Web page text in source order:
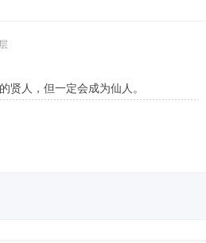
贤人，但一定会成为仙人。